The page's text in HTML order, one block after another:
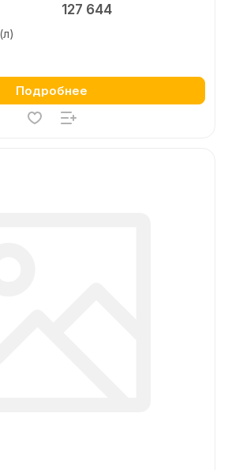
127 644
Подробнее